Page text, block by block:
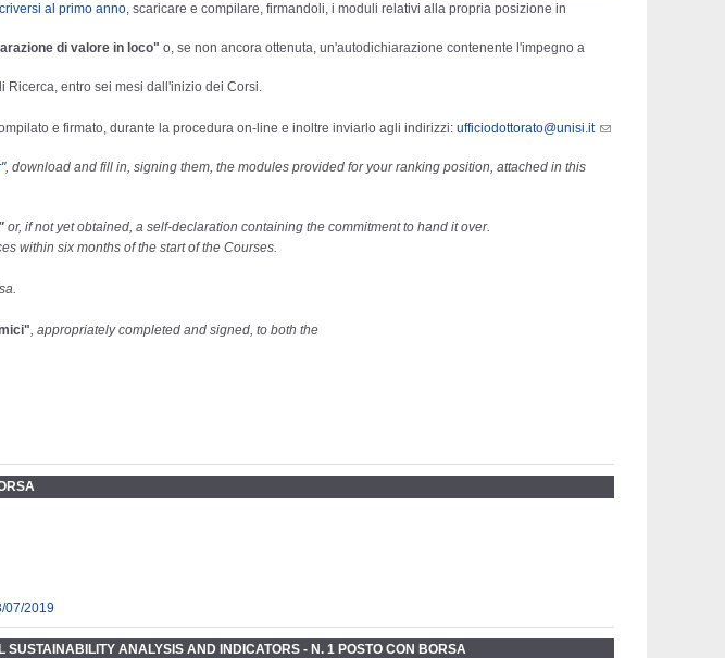
al primo anno , scaricare e compilare, firmandoli, i moduli relativi alla propria posizione in
di valore in loco" o, se non ancora ottenuta, un'autodichiarazione contenente l'impegno a
entro sei mesi dall'inizio dei Corsi.
e firmato, durante la procedura on-line e inoltre inviarlo agli indirizzi: ufficiodottorato@unisi.it
, download and fill in, signing them, the modules provided for your ranking position, attached in this
or, if not yet obtained, a self-declaration containing the commitment to hand it over.
within six months of the start of the Courses.
, appropriately completed and signed, to both the
07/2019
ANALYSIS AND INDICATORS - N. 1 POSTO CON BORSA